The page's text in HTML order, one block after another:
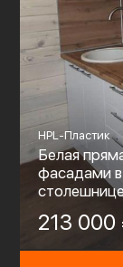
HPL-Пластик
Белая
фасадами в
213 000